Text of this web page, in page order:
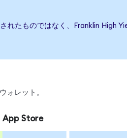
れたものではなく、Franklin High
ォレット。
App Store